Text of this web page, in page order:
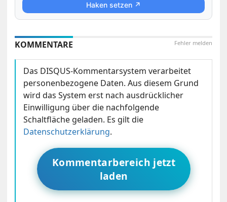
Haken setzen ↗
Fehler melden
KOMMENTARE
Das DISQUS-Kommentarsystem verarbeitet
personenbezogene Daten. Aus diesem Grund
wird das System erst nach ausdrücklicher
Einwilligung über die nachfolgende
Schaltfläche geladen. Es gilt die
Datenschutzerklärung.
Kommentarbereich jetzt
laden